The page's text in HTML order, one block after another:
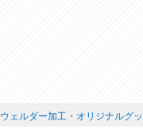
ウェルダー加工・オリジナルグ